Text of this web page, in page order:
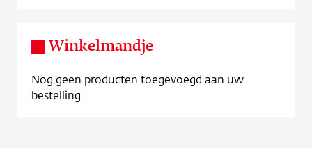
Over ons
Contact
Winkelmandje
Nog geen producten toegevoegd aan uw
bestelling